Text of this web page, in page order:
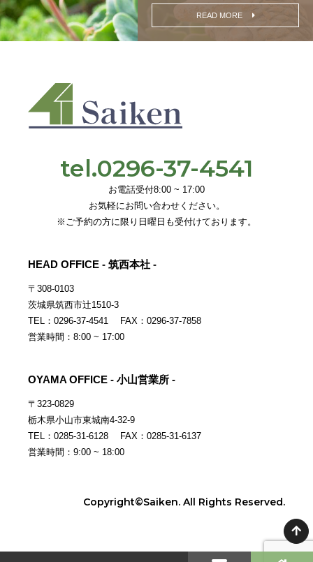
READ MORE
tel.0296-37-4541
お電話受付8:00 ~ 17:00
お気軽にお問い合わせください。
※ご予約の方に限り日曜日も受付けております。
HEAD OFFICE - 筑西本社 -
〒308-0103
茨城県筑西市辻1510-3
TEL：0296-37-4541 FAX：0296-37-7858
営業時間：8:00 ~ 17:00
OYAMA OFFICE - 小山営業所 -
〒323-0829
栃木県小山市東城南4-32-9
TEL：0285-31-6128 FAX：0285-31-6137
営業時間：9:00 ~ 18:00
Copyright©Saiken. All Rights Reserved.